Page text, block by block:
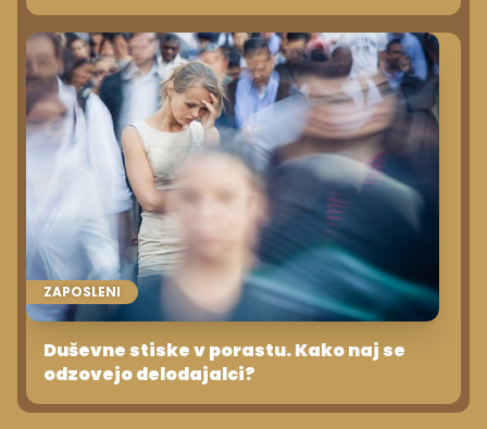
ZAPOSLENI
Duševne stiske v porastu. Kako naj se
odzovejo delodajalci?